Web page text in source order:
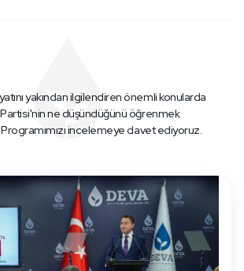
yakından ilgilendiren önemli konularda
Partisi'nin ne düşündüğünü öğrenmek
incelemeye davet ediyoruz.